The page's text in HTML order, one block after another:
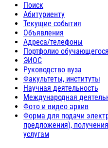
Поиск
Абитуриенту
Текущие события
Объявления
Адреса/телефоны
Портфолио обучающегося
ЭИОС
Руководство вуза
Факультеты, институты
Научная деятельность
Международная
Фото и видео архив
Форма для подачи
предложения),
услугам